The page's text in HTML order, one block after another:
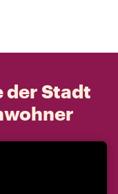
der Stadt